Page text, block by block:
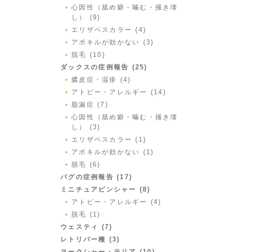
心因性（舐め癖・噛む・掻き壊
し） (9)
エリザベスカラー (4)
アポキルが効かない (3)
脱毛 (10)
ダックスの症例報告 (25)
膿皮症・湿疹 (4)
アトピー・アレルギー (14)
脂漏症 (7)
心因性（舐め癖・噛む・掻き壊
し） (3)
エリザベスカラー (1)
アポキルが効かない (1)
脱毛 (6)
パグの症例報告 (17)
ミニチュアピンシャー (8)
アトピー・アレルギー (4)
脱毛 (1)
ウェスティ (7)
レトリバー種 (3)